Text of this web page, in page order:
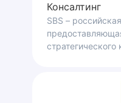
Консалтинг
SBS –
федеральными и
власти,